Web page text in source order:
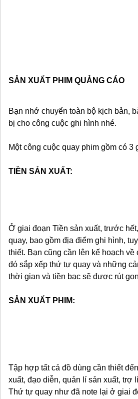
SẢN XUẤT PHIM QUẢNG CÁO
Bạn nhớ chuyển toàn bộ kịch bản,
bị cho công cuộc ghi hình nhé.
Một công cuộc quay phim gồm có 3
TIỀN SẢN XUẤT:
Ở giai đoạn Tiền sản xuất, trước
quay, bao gồm địa điểm ghi hình,
thiết. Bạn cũng cần lên kế hoạch
đó sắp xếp thứ tự quay và những
thời gian và tiền bạc sẽ được rút
SẢN XUẤT PHIM:
Tập hợp tất cả đồ dùng cần thiết
xuất, đạo diễn, quản lí sản xuất, trợ
Thứ tự quay như đã note lại ở giai